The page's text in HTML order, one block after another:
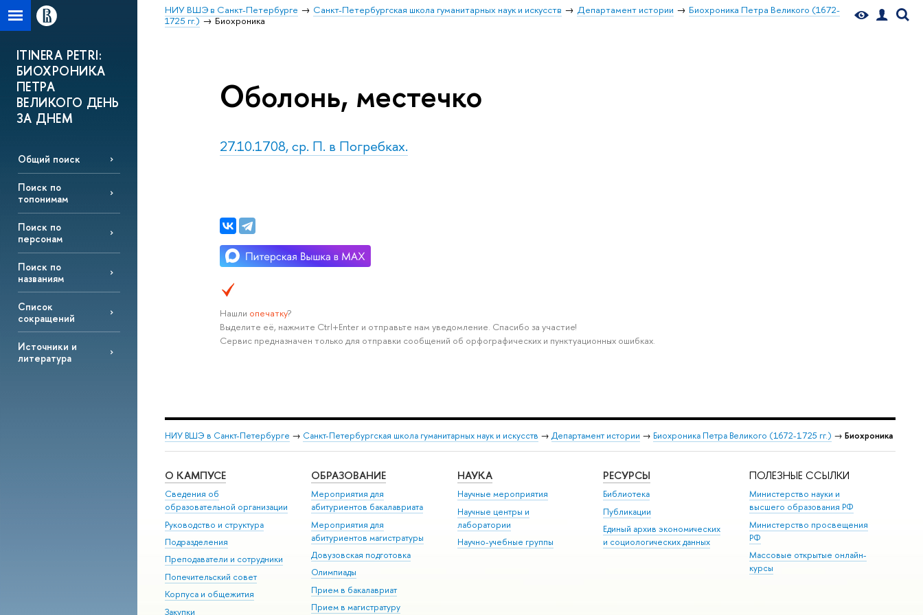
НИУ ВШЭ в Санкт-Петербурге Санкт-Петербургская школа гуманитарных наук и искусств Департамент истории
Биохроника Петра Великого (1672-
1725 гг.)
Биохроника
ITINERA PETRI:
БИОХРОНИКА
ПЕТРА
ВЕЛИКОГО ДЕНЬ
ЗА ДНЕМ
Общий поиск
Поиск по
топонимам
Поиск по
персонам
Поиск по
названиям
Список
сокращений
Источники и
литература
Оболонь, местечко
27.10.1708, ср. П. в Погребках.
Нашли опечатку?
Выделите её, нажмите Ctrl+Enter и отправьте нам уведомление. Спасибо за участие!
Сервис предназначен только для отправки сообщений об орфографических и пунктуационных ошибках.
НИУ ВШЭ в Санкт-Петербурге → Санкт-Петербургская школа гуманитарных наук и искусств → Департамент истории → Биохроника Петра Великого (1672-1725 гг.) → Биохроника
О КАМПУСЕ
Сведения об
образовательной организации
Руководство и структура
Подразделения
Преподаватели и сотрудники
Попечительский совет
Корпуса и общежития
Закупки
ОБРАЗОВАНИЕ
Мероприятия для
абитуриентов бакалавриата
Мероприятия для
абитуриентов магистратуры
Довузовская подготовка
Олимпиады
Прием в бакалавриат
Прием в магистратуру
НАУКА
Научные мероприятия
Научные центры и
лаборатории
Научно-учебные группы
РЕСУРСЫ
Библиотека
Публикации
Единый архив экономических
и социологических данных
ПОЛЕЗНЫЕ ССЫЛКИ
Министерство науки и
высшего образования РФ
Министерство просвещения
РФ
Массовые открытые онлайн-
курсы